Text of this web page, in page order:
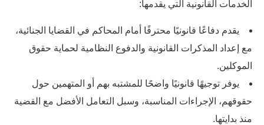
الخدمات القانونية التي يقدمها:
يقدم دفاعًا قانونيًا محترفًا أمام المحاكم في القضايا الجنائية،
مع إعداد المذكرات القانونية والدفوع النظامية لحماية حقوق
الموكلين.
يوفر توجيهًا قانونيًا واضحًا للمشتبه بهم أو المتهمين حول
حقوقهم، الإجراءات المناسبة، وسبل التعامل الأفضل مع القضية
منذ بدايتها.